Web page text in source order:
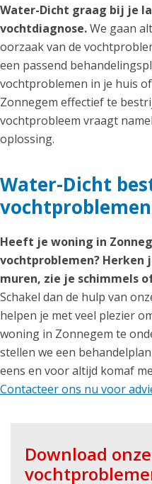
Water-Dicht graag bij je
vochtdiagnose.We gaan
oorzaak van de
een passend
vochtproblemen in je huis
Zonnegem effectief te
vochtprobleem vraagt
oplossing.
Water-Dicht
Heeft je woning in
vochtproblemen? Herken
muren, zie je schimmels
Schakel dan de hulp van
helpen je met veel plezier
woning in Zonnegem te
stellen we een
eens en voor altijd komaf
Contacteer ons nu voor
Download